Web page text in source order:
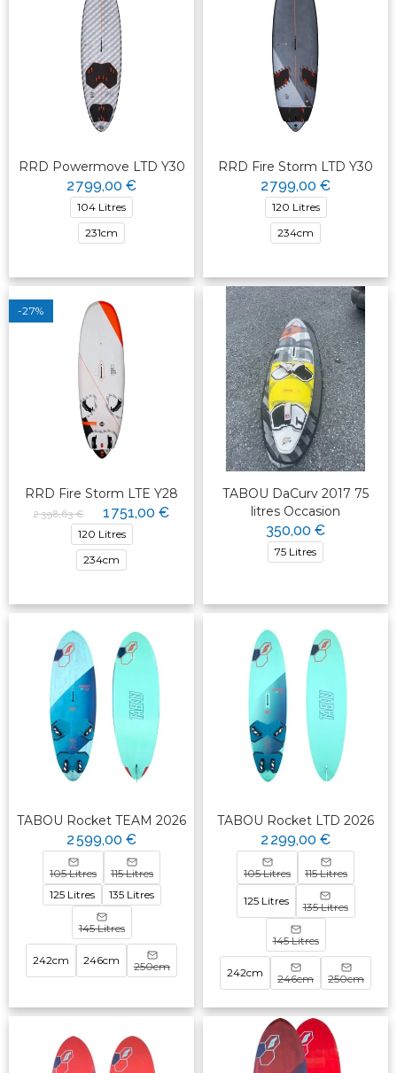
RRD Powermove LTD Y30
2 799,00 €
104 Litres
231cm
RRD Fire Storm LTD Y30
2 799,00 €
120 Litres
234cm
-27%
RRD Fire Storm LTE Y28
2 398,63 € 1 751,00 €
120 Litres
234cm
TABOU DaCurv 2017 75
litres Occasion
350,00 €
75 Litres
TABOU Rocket TEAM 2026
2 599,00 €
105 Litres
115 Litres
125 Litres
135 Litres
145 Litres
242cm 246cm 250cm
TABOU Rocket LTD 2026
2 299,00 €
105 Litres 115 Litres
125 Litres 135 Litres
145 Litres
242cm 246cm 250cm